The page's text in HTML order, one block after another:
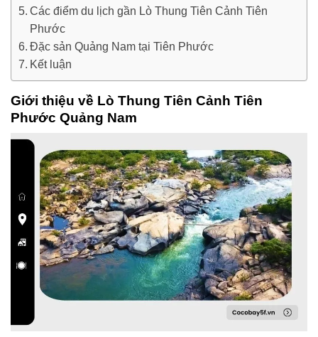
Các điểm du lịch gần Lò Thung Tiên Cảnh Tiên
Phước
Đặc sản Quảng Nam tại Tiên Phước
Kết luận
Giới thiệu về Lò Thung Tiên Cảnh Tiên
Phước Quảng Nam